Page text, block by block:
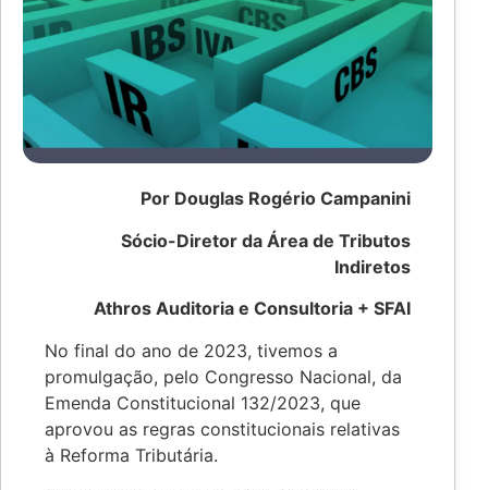
Por Douglas Rogério Campanini
Sócio-Diretor da Área de Tributos
Indiretos
Athros Auditoria e Consultoria + SFAI
No final do ano de 2023, tivemos a
promulgação, pelo Congresso Nacional, da
Emenda Constitucional 132/2023, que
aprovou as regras constitucionais relativas
à Reforma Tributária.